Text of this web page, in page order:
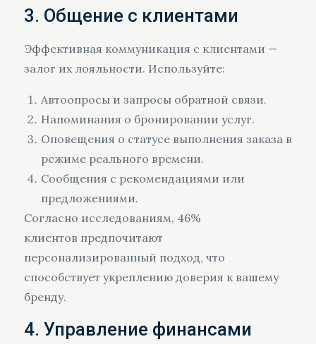
3. Общение с клиентами
Эффективная коммуникация с клиентами —
залог их лояльности. Используйте:
Автоопросы и запросы обратной связи.
Напоминания о бронировании услуг.
Оповещения о статусе выполнения заказа в
режиме реального времени.
Сообщения с рекомендациями или
предложениями.
Согласно исследованиям, 46%
клиентов предпочитают
персонализированный подход, что
способствует укреплению доверия к вашему
бренду.
4. Управление финансами